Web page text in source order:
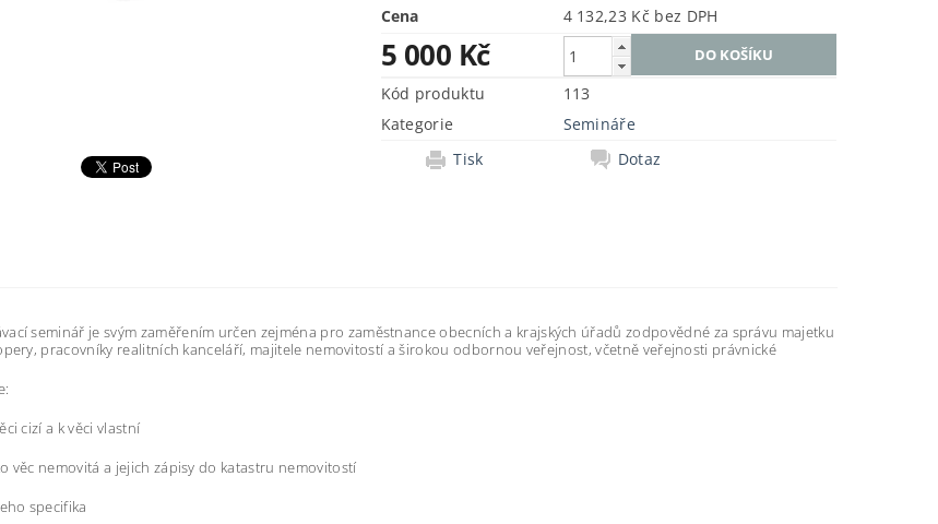
Cena
4 132,23 Kč bez DPH
5 000 Kč
Kód produktu
113
Kategorie
Semináře
Tisk
Dotaz
seminář je svým zaměřením určen zejména pro zaměstnance obecních a krajských úřadů zodpovědné za správu majetku
pracovníky realitních kanceláří, majitele nemovitostí a širokou odbornou veřejnost, včetně veřejnosti právnické
cizí a k věci vlastní
věc nemovitá a jejich zápisy do katastru nemovitostí
specifika